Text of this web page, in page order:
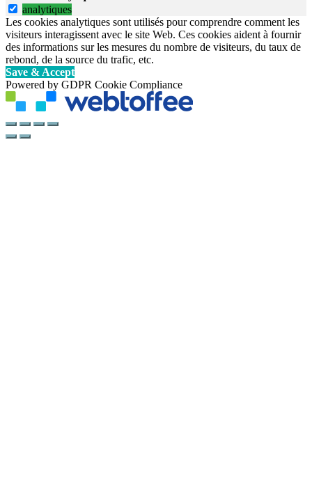
analytiques
Les cookies analytiques sont utilisés pour comprendre comment les
visiteurs interagissent avec le site Web. Ces cookies aident à fournir
des informations sur les mesures du nombre de visiteurs, du taux de
rebond, de la source du trafic, etc.
Save & Accept
Powered by GDPR Cookie Compliance